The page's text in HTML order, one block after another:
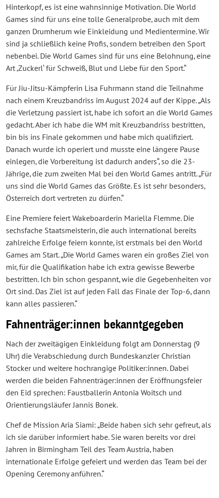
Hinterkopf, es ist eine wahnsinnige Motivation. Die World
Games sind für uns eine tolle Generalprobe, auch mit dem
ganzen Drumherum wie Einkleidung und Medientermine. Wir
sind ja schließlich keine Profis, sondern betreiben den Sport
nebenbei. Die World Games sind für uns eine Belohnung, eine
Art ‚Zuckerl‘ für Schweiß, Blut und Liebe für den Sport.“
Für Jiu-Jitsu-Kämpferin Lisa Fuhrmann stand die Teilnahme
nach einem Kreuzbandriss im August 2024 auf der Kippe. „Als
die Verletzung passiert ist, habe ich sofort an die World Games
gedacht. Aber ich habe die WM mit Kreuzbandriss bestritten,
bin bis ins Finale gekommen und habe mich qualifiziert.
Danach wurde ich operiert und musste eine längere Pause
einlegen, die Vorbereitung ist dadurch anders“, so die 23-
Jährige, die zum zweiten Mal bei den World Games antritt. „Für
uns sind die World Games das Größte. Es ist sehr besonders,
Österreich dort vertreten zu dürfen.“
Eine Premiere feiert Wakeboarderin Mariella Flemme. Die
sechsfache Staatsmeisterin, die auch international bereits
zahlreiche Erfolge feiern konnte, ist erstmals bei den World
Games am Start. „Die World Games waren ein großes Ziel von
mir, für die Qualifikation habe ich extra gewisse Bewerbe
bestritten. Ich bin schon gespannt, wie die Gegebenheiten vor
Ort sind. Das Ziel ist auf jeden Fall das Finale der Top-6, dann
kann alles passieren.“
Fahnenträger:innen bekanntgegeben
Nach der zweitägigen Einkleidung folgt am Donnerstag (9
Uhr) die Verabschiedung durch Bundeskanzler Christian
Stocker und weitere hochrangige Politiker:innen. Dabei
werden die beiden Fahnenträger:innen der Eröffnungsfeier
den Eid sprechen: Faustballerin Antonia Woitsch und
Orientierungsläufer Jannis Bonek.
Chef de Mission Aria Siami: „Beide haben sich sehr gefreut, als
ich sie darüber informiert habe. Sie waren bereits vor drei
Jahren in Birmingham Teil des Team Austria, haben
internationale Erfolge gefeiert und werden das Team bei der
Opening Ceremony anführen.“